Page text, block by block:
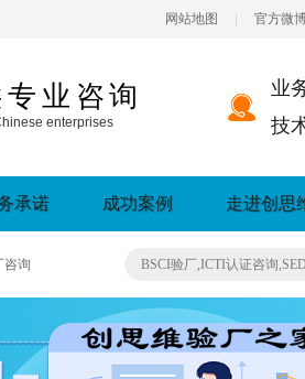
网站地图 官方微
业咨询
enterprises
业
技
承诺 成功案例 走进创思
咨询